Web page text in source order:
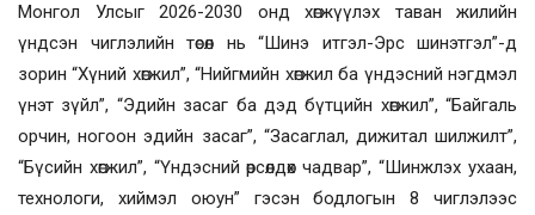
Монгол Улсыг 2026-2030 онд хөгжүүлэх таван жилийн
үндсэн чиглэлийн төсөл нь “Шинэ итгэл-Эрс шинэтгэл”-д
зорин “Хүний хөгжил”, “Нийгмийн хөгжил ба үндэсний нэгдмэл
үнэт зүйл”, “Эдийн засаг ба дэд бүтцийн хөгжил”, “Байгаль
орчин, ногоон эдийн засаг”, “Засаглал, дижитал шилжилт”,
“Бүсийн хөгжил”, “Үндэсний өрсөлдөх чадвар”, “Шинжлэх ухаан,
технологи, хиймэл оюун” гэсэн бодлогын 8 чиглэлээс